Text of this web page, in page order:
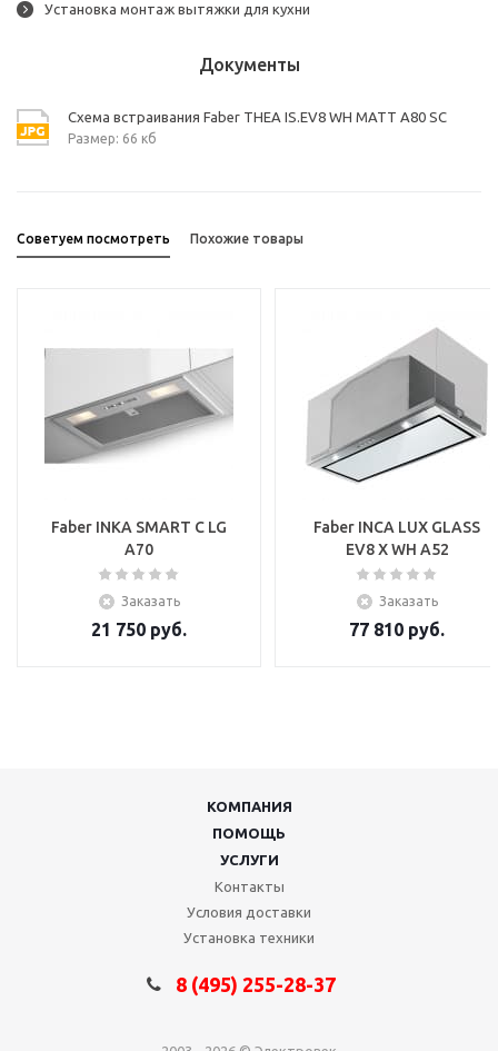
Установка монтаж вытяжки для кухни
Документы
Схема встраивания Faber THEA IS.EV8 WH MATT A80 SC
Размер: 66 кб
Советуем посмотреть Похожие товары
Faber INKA SMART C LG
A70
Заказать
21 750 руб.
Faber INCA LUX GLASS
EV8 X WH A52
Заказать
77 810 руб.
КОМПАНИЯ
ПОМОЩЬ
УСЛУГИ
Контакты
Условия доставки
Установка техники
8 (495) 255-28-37